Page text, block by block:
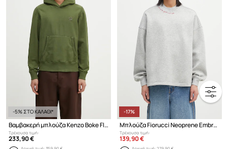
-5% ΣΤΟ ΚΑΛΑΘΙ*
Βαμβακερή μπλούζα Kenzo Boke Flower 2.0
Τρέχουσα τιμή:
233,90 €
-17%
Μπλούζα Fiorucci Neoprene Embroidered Neck Relaxed Fit
Τρέχουσα τιμή:
139,90 €